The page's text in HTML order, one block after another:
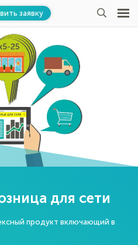
заявку
для сети
продукт включающий в